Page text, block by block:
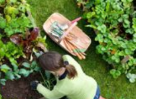
/ 04-08-2026
კანონიკიდან
მართებულად
რომ ადამიანის
ტაძრიდან არ მოხდეს,
მგლოვიარეს ისეთი
უნდა ავუხსნათ,
შფოთვა არ დაიბადოს" -
სიდონია